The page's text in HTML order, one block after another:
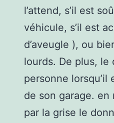
l’attend, s’il est
véhicule, s’il est
d’aveugle ), ou
lourds. De plus, le
personne lorsqu’il
de son garage.
par la grise le